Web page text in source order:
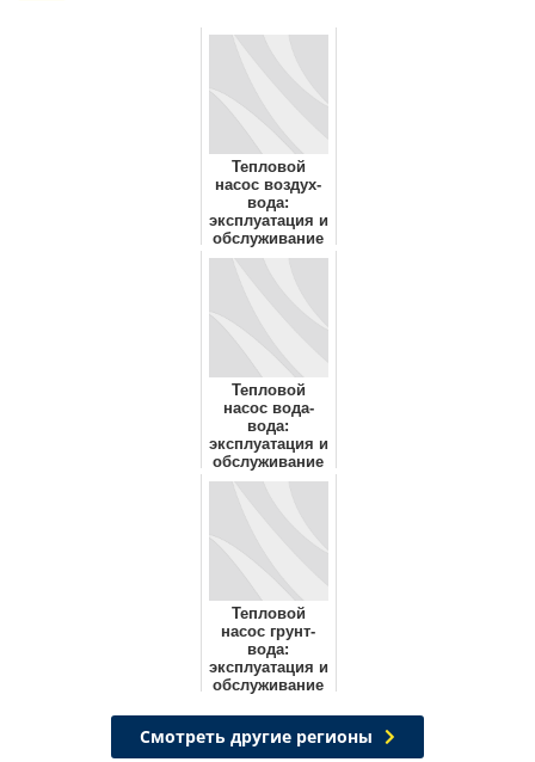
Тепловой
насос воздух-
вода:
эксплуатация и
обслуживание
Тепловой
насос вода-
вода:
эксплуатация и
обслуживание
Тепловой
насос грунт-
вода:
эксплуатация и
обслуживание
Смотреть другие регионы